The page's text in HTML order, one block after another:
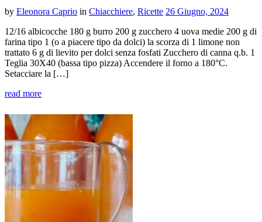
by Eleonora Caprio in Chiacchiere, Ricette 26 Giugno, 2024
12/16 albicocche 180 g burro 200 g zucchero 4 uova medie 200 g di
farina tipo 1 (o a piacere tipo da dolci) la scorza di 1 limone non
trattato 6 g di lievito per dolci senza fosfati Zucchero di canna q.b. 1
Teglia 30X40 (bassa tipo pizza) Accendere il forno a 180°C.
Setacciare la […]
read more